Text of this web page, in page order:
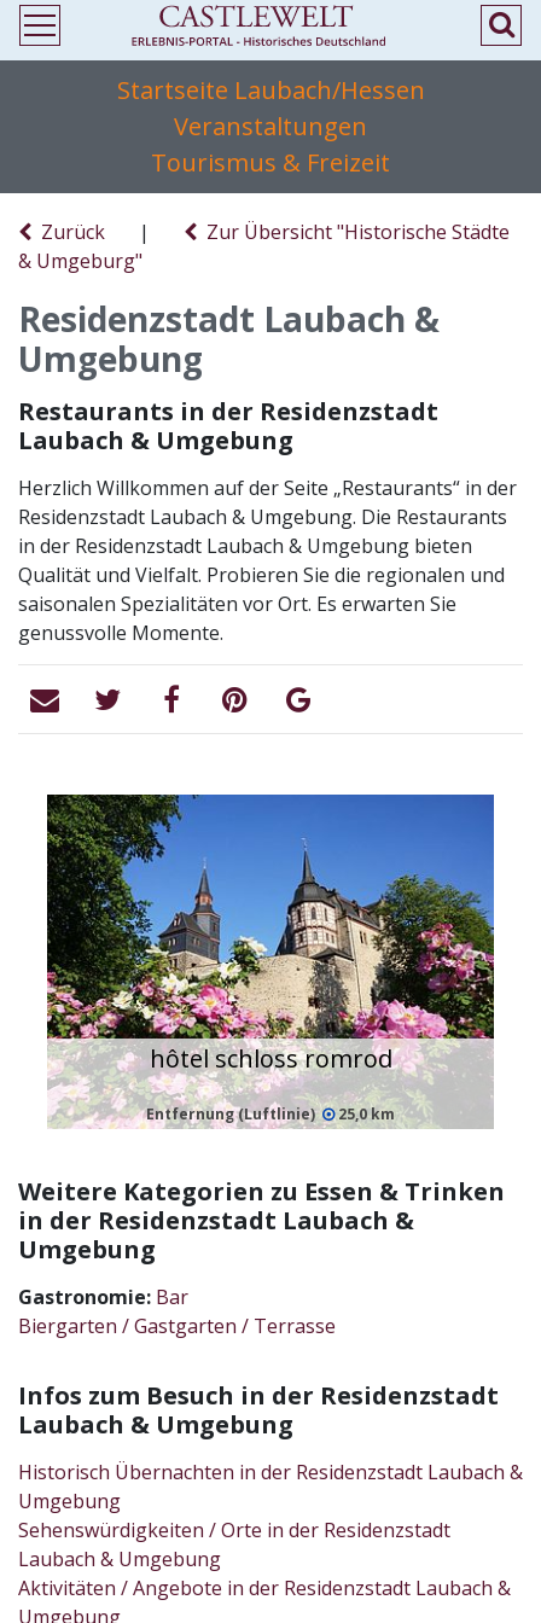
Startseite Laubach/Hessen
Veranstaltungen
Tourismus & Freizeit
Zurück |
Zur Übersicht "Historische Städte
& Umgeburg"
Residenzstadt Laubach &
Umgebung
Restaurants in der Residenzstadt
Laubach & Umgebung
Herzlich Willkommen auf der Seite „Restaurants“ in der
Residenzstadt Laubach & Umgebung. Die Restaurants
in der Residenzstadt Laubach & Umgebung bieten
Qualität und Vielfalt. Probieren Sie die regionalen und
saisonalen Spezialitäten vor Ort. Es erwarten Sie
genussvolle Momente.
hôtel schloss romrod
Entfernung (Luftlinie) 25,0 km
Weitere Kategorien zu Essen & Trinken
in der Residenzstadt Laubach &
Umgebung
Gastronomie: Bar
Biergarten / Gastgarten / Terrasse
Infos zum Besuch in der Residenzstadt
Laubach & Umgebung
Historisch Übernachten in der Residenzstadt Laubach &
Umgebung
Sehenswürdigkeiten / Orte in der Residenzstadt
Laubach & Umgebung
Aktivitäten / Angebote in der Residenzstadt Laubach &
Umgebung